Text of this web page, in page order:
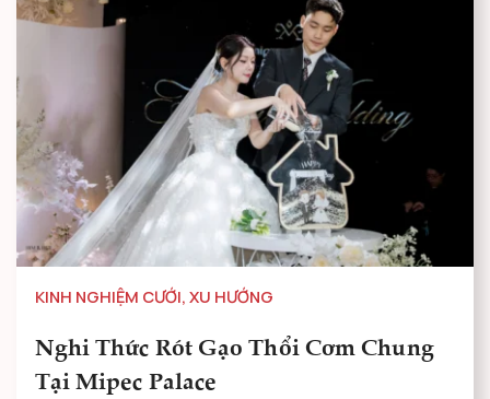
KINH NGHIỆM CƯỚI, XU HƯỚNG
Nghi Thức Rót Gạo Thổi Cơm Chung
Tại Mipec Palace